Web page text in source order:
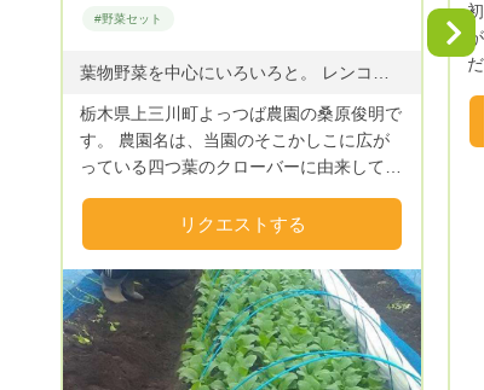
#野菜セット
栃木県上三川町よっつば農園の桑原俊明で
す。 農園名は、当園のそこかしこに広が
っている四つ葉のクローバーに由来してい
の 心の中にホワッと生まれる 小さな
「ウレシイキモチ」を 野菜にのせてお届
けしたいという思いから名づけました。
【四つ葉研究家が農家になった理由】
元々は、四つ葉のクローバーの育種・研究
家をしておりましたが、クローバーに付く
害虫の多さに困り果て、コンパニオンプラ
リクエストする